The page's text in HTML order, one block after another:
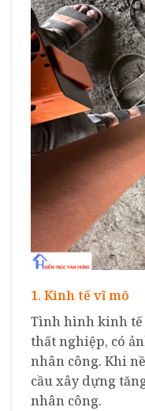
1. Kinh tế vĩ mô
Tình hình kinh tế
thất nghiệp, có
nhân công. Khi
cầu xây dựng
nhân công.